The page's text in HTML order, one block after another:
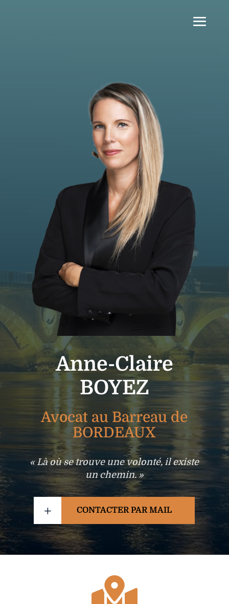
Anne-Claire
BOYEZ
Avocat au Barreau de
BORDEAUX
« Là où se trouve une volonté, il existe
un chemin. »
L CONTACTER PAR MAIL
